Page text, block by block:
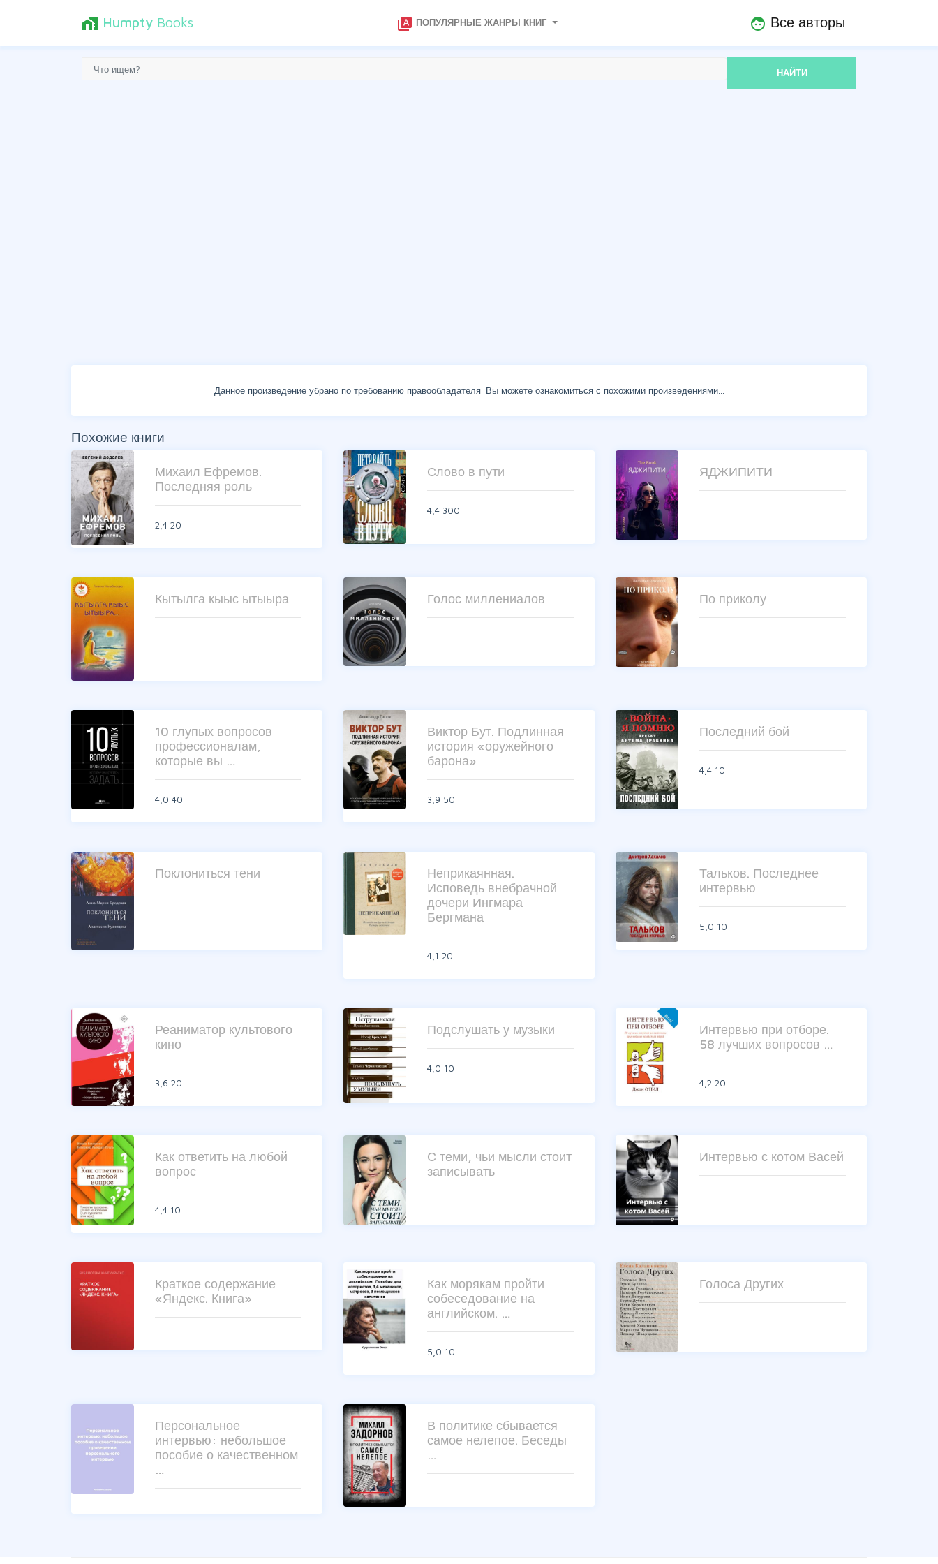
home_work Humpty Books type_specimen ПОПУЛЯРНЫЕ ЖАНРЫ КНИГ face Все авторы
НАЙТИ
Данное произведение убрано по требованию правообладателя. Вы можете ознакомиться с похожими произведениями...
Похожие книги
Михаил Ефремов.
Последняя роль
2,4 20
Слово в пути
4,4 300
ЯДЖИПИТИ
Кытылга кыыс ытыыра Голос миллениалов По приколу
10 глупых вопросов
профессионалам,
которые вы …
4,0 40
Виктор Бут. Подлинная
история «оружейного
барона»
3,9 50
Последний бой
4,4 10
Поклониться тени
Неприкаянная.
Исповедь внебрачной
дочери Ингмара
Бергмана
4,1 20
Тальков. Последнее
интервью
5,0 10
Реаниматор культового
кино
3,6 20
Подслушать у музыки
4,0 10
Интервью при отборе.
58 лучших вопросов …
4,2 20
Как ответить на любой
вопрос
4,4 10
С теми, чьи мысли стоит
записывать
Интервью с котом Васей
Краткое содержание
«Яндекс. Книга»
Как морякам пройти
собеседование на
английском. …
5,0 10
Голоса Других
Персональное
интервью: небольшое
пособие о качественном
…
В политике сбывается
самое нелепое. Беседы
…